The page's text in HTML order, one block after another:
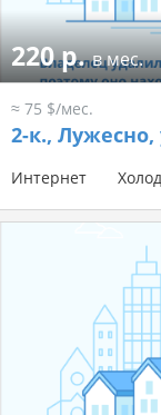
220 р.в мес.
≈ 75 $/мес.
2-к., Лужесно,
Интернет